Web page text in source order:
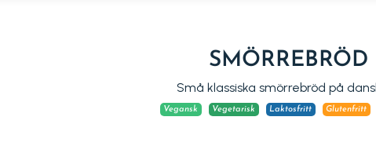
SMÖRREBRÖD
Små klassiska smörrebröd på
Vegansk Vegetarisk Laktosfritt Glutenfritt